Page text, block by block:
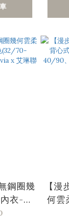
鋼圈幾
衣-黑
90、
【
何雲
油